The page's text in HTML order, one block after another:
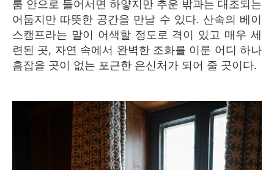
룸 안으로 들어서면 하얗지만 추운 밖과는 대조되는
어둡지만 따뜻한 공간을 만날 수 있다. 산속의 베이
스캠프라는 말이 어색할 정도로 격이 있고 매우 세
련된 곳, 자연 속에서 완벽한 조화를 이룬 어디 하나
흠잡을 곳이 없는 포근한 은신처가 되어 줄 곳이다.